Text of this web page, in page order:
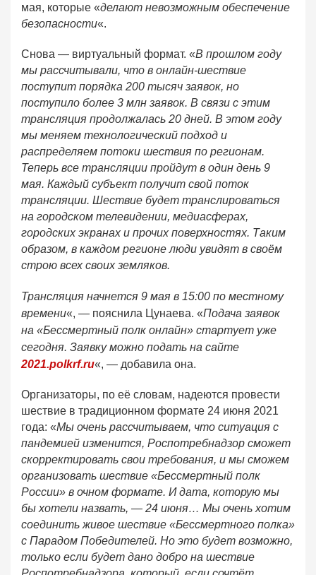
мая, которые «делают невозможным обеспечение
безопасности«.
Снова — виртуальный формат. «В прошлом году
мы рассчитывали, что в онлайн-шествие
поступит порядка 200 тысяч заявок, но
поступило более 3 млн заявок. В связи с этим
трансляция продолжалась 20 дней. В этом году
мы меняем технологический подход и
распределяем потоки шествия по регионам.
Теперь все трансляции пройдут в один день 9
мая. Каждый субъект получит свой поток
трансляции. Шествие будет транслироваться
на городском телевидении, медиасферах,
городских экранах и прочих поверхностях. Таким
образом, в каждом регионе люди увидят в своём
строю всех своих земляков.
Трансляция начнется 9 мая в 15:00 по местному
времени«, — пояснила Цунаева. «Подача заявок
на «Бессмертный полк онлайн» стартует уже
сегодня. Заявку можно подать на сайте
2021.polkrf.ru«, — добавила она.
Организаторы, по её словам, надеются провести
шествие в традиционном формате 24 июня 2021
года: «Мы очень рассчитываем, что ситуация с
пандемией изменится, Роспотребнадзор сможет
скорректировать свои требования, и мы сможем
организовать шествие «Бессмертный полк
России» в очном формате. И дата, которую мы
бы хотели назвать, — 24 июня… Мы очень хотим
соединить живое шествие «Бессмертного полка»
с Парадом Победителей. Но это будет возможно,
только если будет дано добро на шествие